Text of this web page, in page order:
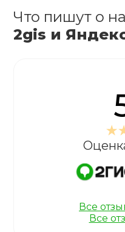
Что пишут о
2gis и
Все
Все